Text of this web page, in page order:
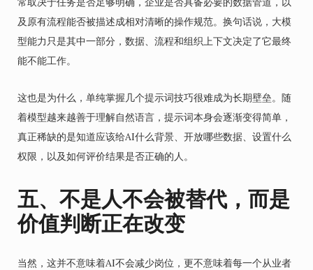
及原有流程能否被描述成相对清晰的操作规范。换句话说，大模
型能力只是其中一部分，数据、流程和组织上下文决定了它最终
能不能工作。
这也是为什么，单纯掌握几个提示词技巧很难成为长期壁垒。随
着模型越来越善于理解自然语言，提示词本身会逐渐变得简单，
真正稀缺的是知道应该给AI什么背景、开放哪些数据、设置什么
权限，以及如何评价结果是否正确的人。
五、不是人不会被替代，而是
价值判断正在改变
当然，这并不意味着AI不会减少岗位，更不意味着每一个从业者